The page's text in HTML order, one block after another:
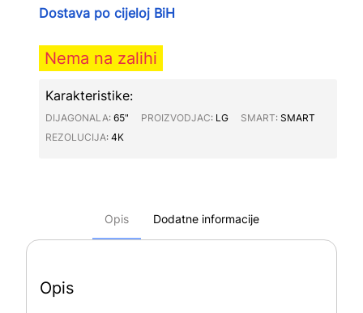
Dostava po cijeloj BiH
Nema na zalihi
Karakteristike:
DIJAGONALA∶ 65" PROIZVODJAC∶ LG SMART∶ SMART
REZOLUCIJA∶ 4K
Opis Dodatne informacije
Opis